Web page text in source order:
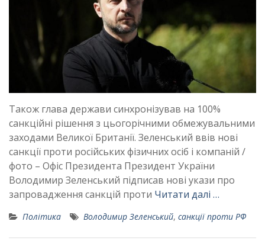
Також глава держави синхронізував на 100%
санкційні рішення з цьогорічними обмежувальними
заходами Великої Британії. Зеленський ввів нові
санкції проти російських фізичних осіб і компаній /
фото – Офіс Президента Президент України
Володимир Зеленський підписав нові укази про
запровадження санкцій проти Читати далі …
Політика Володимир Зеленський, санкції проти РФ